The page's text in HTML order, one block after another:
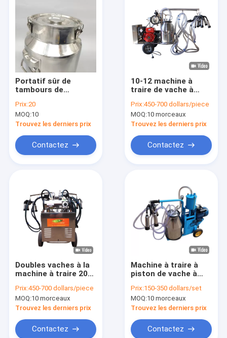
Produits
Au sujet de nous
Visite d'usine
Nouvelles
Cas
Portatif sûr de
tambours de
inoxydable de la
catégorie comestible
304
Prix:20
MOQ:10
Trouvez les derniers prix
Contactez
10-12 machine à
traire de vache à
de Cows/H électrique
Prix:450-700 dollars/piece
MOQ:10 morceaux
Trouvez les derniers prix
Contactez
Doubles vaches à la
machine à traire 20-
dispositif de pompe
à vide de
seaux/heure
Prix:450-700 dollars/piece
MOQ:10 morceaux
Trouvez les derniers prix
Contactez
Machine à traire à
piston de vache à
pâturage petit et
moyen
Prix:150-350 dollars/set
MOQ:10 morceaux
Trouvez les derniers prix
Contactez